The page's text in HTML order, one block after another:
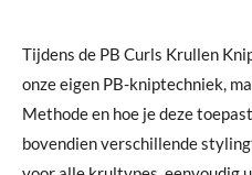
Tijdens de PB Curls Krullen
onze eigen PB-kniptechniek,
Methode en hoe je deze
bovendien verschillende